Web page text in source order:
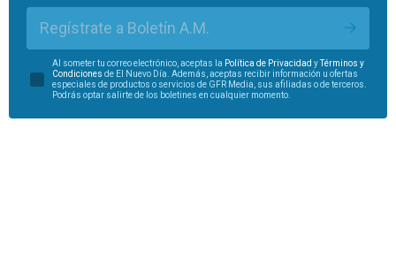
Regístrate a Boletín A.M.
Al someter tu correo electrónico, aceptas la Política de Privacidad yTérminos y
Condiciones de El Nuevo Día. Además, aceptas recibir información u ofertas
especiales de productos o servicios de GFR Media, sus afiliadas o de terceros.
Podrás optar salirte de los boletines en cualquier momento.